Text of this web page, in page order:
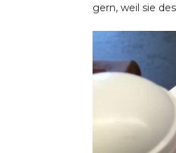
gern, weil sie